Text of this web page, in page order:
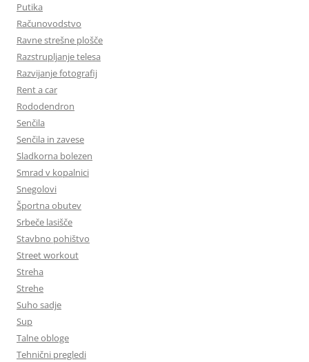
Putika
Računovodstvo
Ravne strešne plošče
Razstrupljanje telesa
Razvijanje fotografij
Rent a car
Rododendron
Senčila
Senčila in zavese
Sladkorna bolezen
Smrad v kopalnici
Snegolovi
Športna obutev
Srbeče lasišče
Stavbno pohištvo
Street workout
Streha
Strehe
Suho sadje
Sup
Talne obloge
Tehnični pregledi